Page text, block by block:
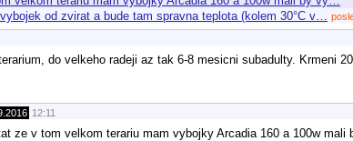
od zvirat a bude tam spravna teplota (kolem 30°C v…
do velkeho radeji az tak 6-8 mesicni subadulty. Krmeni
12:11
ze v tom velkom terariu mam vybojky Arcadia 160 a 100w